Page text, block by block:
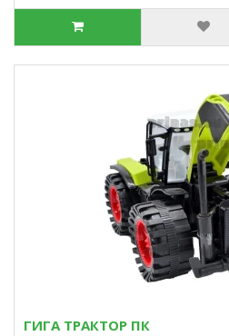
ГИГА ТРАКТОР ПК